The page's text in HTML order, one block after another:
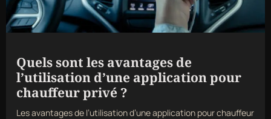
Quels sont les avantages de
l’utilisation d’une application pour
chauffeur privé ?
Les avantages de l’utilisation d’une application pour chauffeur